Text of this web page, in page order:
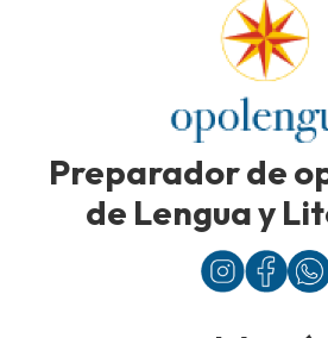
Preparador de
de Lengua y